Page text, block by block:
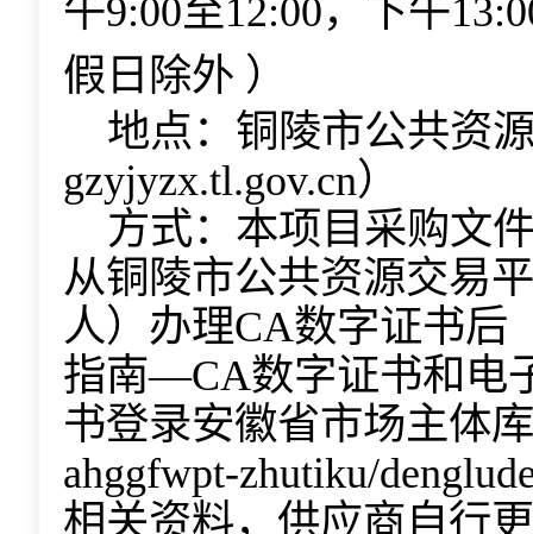
午9:00至12:00，下午
假日除外 ）
地点： 铜陵市公共资
gzyjyzx.tl.gov.cn）
方式： 本项目采购文
从铜陵市公共资源交易
人）办理CA数字证书后
指南—CA数字证书和电
书登录安徽省市场主体
ahggfwpt-zhutiku/
相关资料，供应商自行